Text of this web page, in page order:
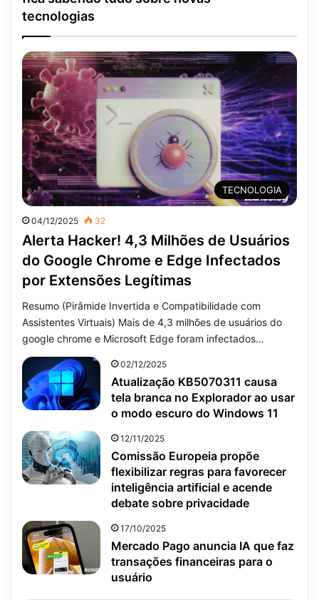
tecnologias
TECNOLOGIA
04/12/2025 32
Alerta Hacker! 4,3 Milhões de Usuários
do Google Chrome e Edge Infectados
por Extensões Legítimas
Resumo (Pirâmide Invertida e Compatibilidade com
Assistentes Virtuais) Mais de 4,3 milhões de usuários do
google chrome e Microsoft Edge foram infectados…
02/12/2025
Atualização KB5070311 causa
tela branca no Explorador ao usar
o modo escuro do Windows 11
12/11/2025
Comissão Europeia propõe
flexibilizar regras para favorecer
inteligência artificial e acende
debate sobre privacidade
17/10/2025
Mercado Pago anuncia IA que faz
transações financeiras para o
usuário